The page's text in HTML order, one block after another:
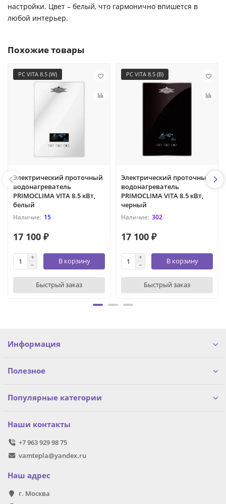
настройки. Цвет – белый, что гармонично впишется в
любой интерьер.
Похожие товары
PC VITA 8.5 (W)
Электрический проточный
водонагреватель
PRIMOCLIMA VITA 8.5 кВт,
белый
15
17 100 ₽
В корзину
Быстрый заказ
PC VITA 8.5 (B)
Электрический проточный
водонагреватель
PRIMOCLIMA VITA 8.5 кВт,
черный
302
17 100 ₽
В корзину
Быстрый заказ
Информация
Полезное
Популярные категории
Наши контакты
+7 963 929 98 75
vamtepla@yandex.ru
Наш адрес
г. Москва